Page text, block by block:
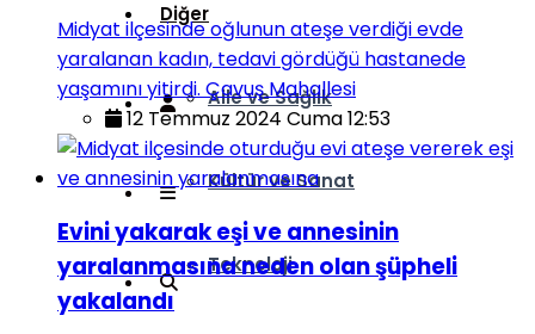
Diğer
Aile ve Sağlık
Kültür ve Sanat
Teknoloji
Midyat ilçesinde oğlunun ateşe verdiği evde
yaralanan kadın, tedavi gördüğü hastanede
yaşamını yitirdi. Çavuş Mahallesi
12 Temmuz 2024 Cuma 12:53
Evini yakarak eşi ve annesinin
yaralanmasına neden olan şüpheli
yakalandı